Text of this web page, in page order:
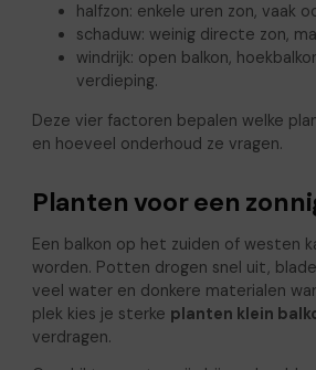
halfzon: enkele uren zon, vaak
schaduw: weinig directe zon,
windrijk: open balkon,
verdieping.
Deze vier factoren bepalen welke
en hoeveel onderhoud ze vragen.
Planten voor een
Een balkon op het zuiden of westen
worden. Potten drogen snel uit,
veel water en donkere materialen
plek kies je sterke planten klein
verdragen.